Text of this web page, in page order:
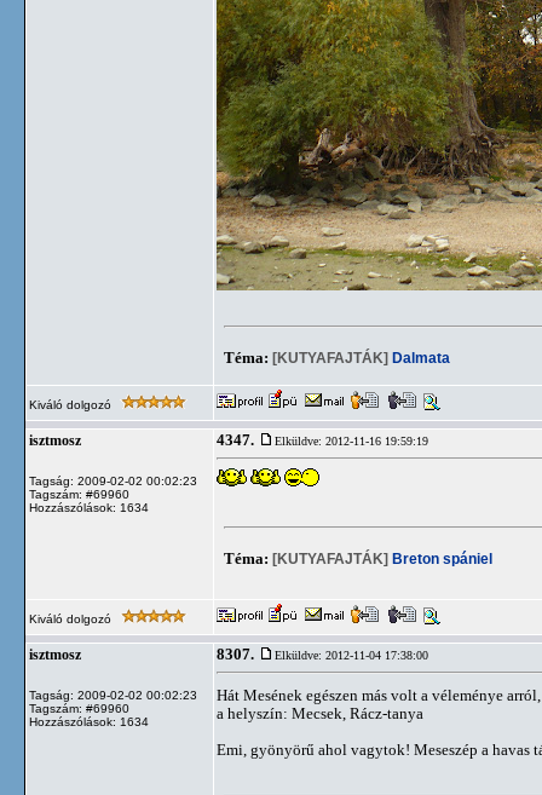
Téma: [KUTYAFAJTÁK] Dalmata
Kiváló dolgozó
isztmosz
Tagság: 2009-02-02 00:02:23
Tagszám: #69960
Hozzászólások: 1634
4347. Elküldve: 2012-11-16 19:59:19
Téma: [KUTYAFAJTÁK] Breton spániel
Kiváló dolgozó
isztmosz
Tagság: 2009-02-02 00:02:23
Tagszám: #69960
Hozzászólások: 1634
8307. Elküldve: 2012-11-04 17:38:00
Hát Mesének egészen más volt a véleménye
a helyszín: Mecsek, Rácz-tanya
Emi, gyönyörű ahol vagytok! Meseszép a havas